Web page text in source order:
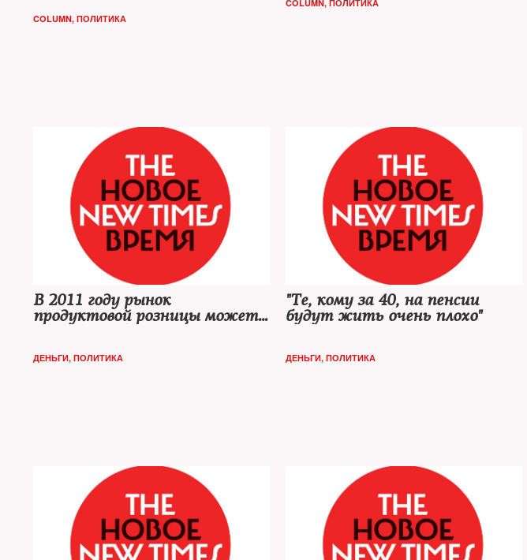
COLUMN, ПОЛИТИКА
COLUMN, ПОЛИТИКА
В 2011 году рынок
продуктовой розницы может
ДЕНЬГИ, ПОЛИТИКА
"Те, кому за 40, на пенсии
будут жить очень плохо"
ДЕНЬГИ, ПОЛИТИКА